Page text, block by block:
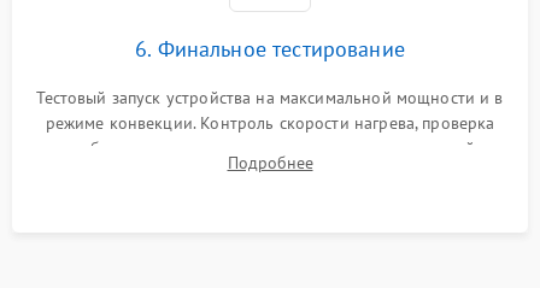
6. Финальное тестирование
Тестовый запуск устройства на максимальной мощности и в
режиме конвекции. Контроль скорости нагрева, проверка
срабатывания термостата при достижении заданной
температуры и тест на отсутствие утечек тока.
Подробнее